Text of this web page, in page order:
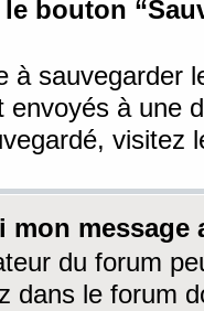
le bouton
à sauvegarder
envoyés à une
visitez
mon message
du forum
dans le forum